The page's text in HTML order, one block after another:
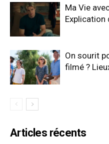
Ma Vie
Explication
On sourit
filmé ?
Articles récents